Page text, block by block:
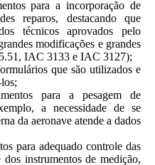
para a incorporação de
reparos, destacando que
técnicos aprovados pelo
modificações e grandes
IAC 3133 e IAC 3127);
que são utilizados e
para a pesagem de
a necessidade de se
da aeronave atende a dados
para adequado controle das
instrumentos de medição,